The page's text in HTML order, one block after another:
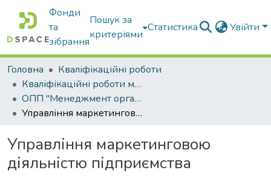
Фонди
та
зібрання
Пошук за
критеріями
Статистика Увійти
Головна
Кваліфікаційні роботи
Кваліфікаційні роботи магістрів
ОПП "Менеджмент організацій і адміністрування"
Управління маркетинговою діяльністю підприємства
Управління маркетинговою
діяльністю підприємства